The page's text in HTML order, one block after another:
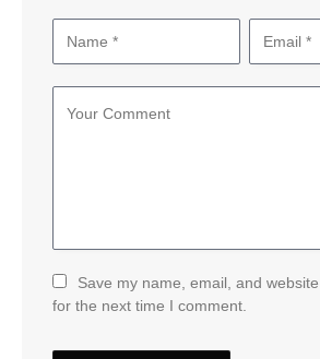
Save my name, email, and
for the next time I comment.